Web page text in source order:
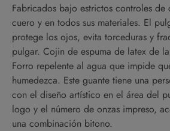
Fabricados bajo estrictos controles de
cuero y en todos sus materiales. El
protege los ojos, evita torceduras y
pulgar. Cojin de espuma de latex de
Forro repelente al agua que impide
humedezca. Este guante tiene una
con el diseño artístico en el área del
logo y el número de onzas impreso,
una combinación bitono.